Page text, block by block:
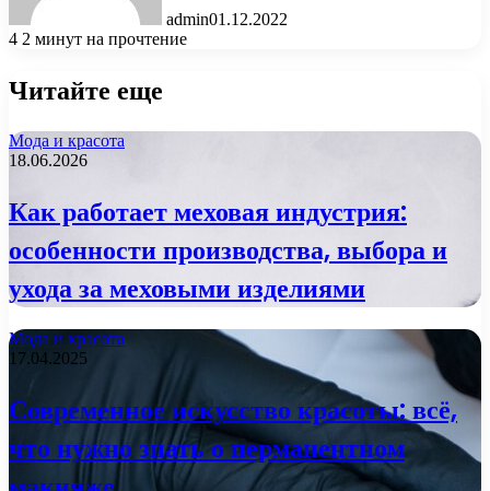
admin01.12.2022
4 2 минут на прочтение
Читайте еще
Мода и красота
18.06.2026
Как работает меховая индустрия:
особенности производства, выбора и
ухода за меховыми изделиями
Мода и красота
17.04.2025
Современное искусство красоты: всё,
что нужно знать о перманентном